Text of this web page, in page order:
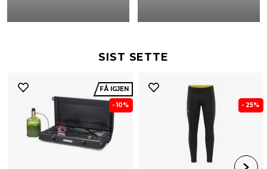
SIST SETTE
FÅ IGJEN
- 10% - 25%